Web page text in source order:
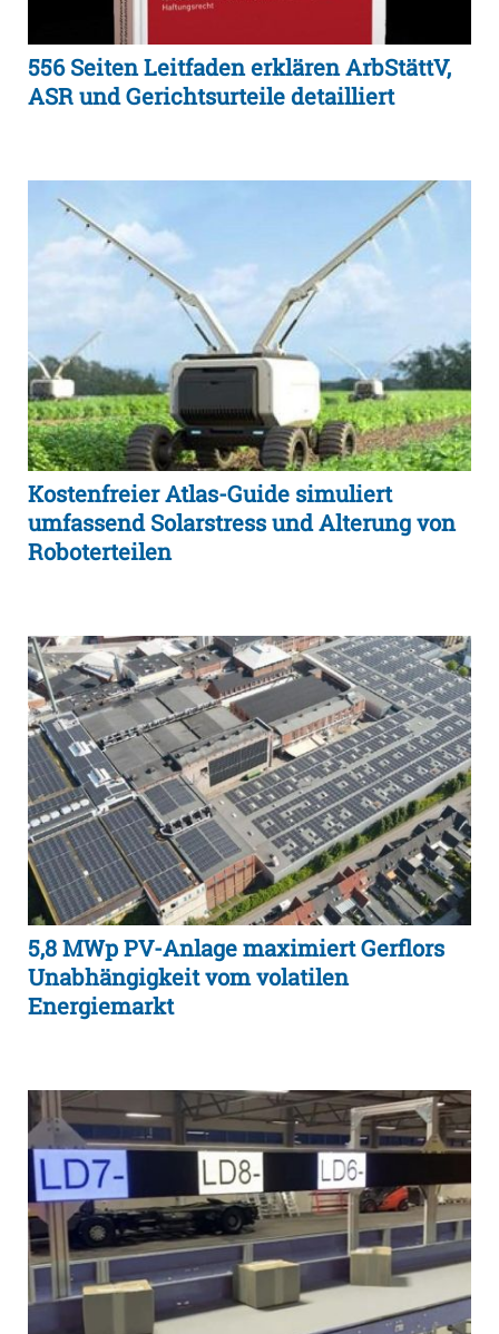
556 Seiten Leitfaden erklären ArbStättV,
ASR und Gerichtsurteile detailliert
Kostenfreier Atlas-Guide simuliert
umfassend Solarstress und Alterung von
Roboterteilen
5,8 MWp PV-Anlage maximiert Gerflors
Unabhängigkeit vom volatilen
Energiemarkt